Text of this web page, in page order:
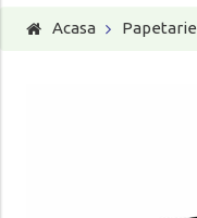
Acasa Papetarie